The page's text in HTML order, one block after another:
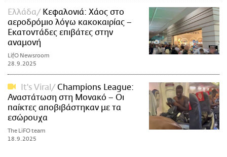
Ελλάδα
Κεφαλονιά: Χάος στο
αεροδρόμιο λόγω κακοκαιρίας –
Εκατοντάδες επιβάτες στην
αναμονή
LifO Newsroom
28.9.2025
It's Viral
Champions League:
Αναστάτωση στη Μονακό – Οι
παίκτες αποβιβάστηκαν με τα
εσώρουχα
The LiFO team
18.9.2025